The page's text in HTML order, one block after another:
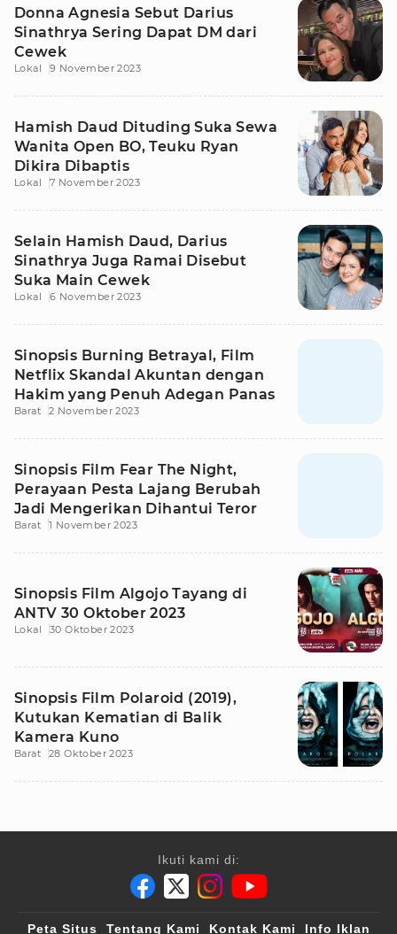
Donna Agnesia Sebut Darius
Sinathrya Sering Dapat DM dari
Cewek
Lokal 9 November 2023
Hamish Daud Dituding Suka Sewa
Wanita Open BO, Teuku Ryan
Dikira Dibaptis
Lokal 7 November 2023
Selain Hamish Daud, Darius
Sinathrya Juga Ramai Disebut
Suka Main Cewek
Lokal 6 November 2023
Sinopsis Burning Betrayal, Film
Netflix Skandal Akuntan dengan
Hakim yang Penuh Adegan Panas
Barat 2 November 2023
Sinopsis Film Fear The Night,
Perayaan Pesta Lajang Berubah
Jadi Mengerikan Dihantui Teror
Barat 1 November 2023
Sinopsis Film Algojo Tayang di
ANTV 30 Oktober 2023
Lokal 30 Oktober 2023
Sinopsis Film Polaroid (2019),
Kutukan Kematian di Balik
Kamera Kuno
Barat 28 Oktober 2023
Ikuti kami di:
Peta Situs Tentang Kami Kontak Kami Info Iklan